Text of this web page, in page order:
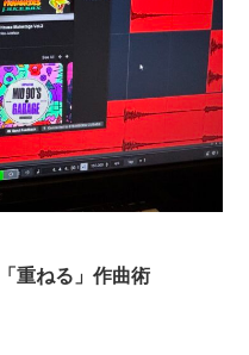
重ねる」作曲術